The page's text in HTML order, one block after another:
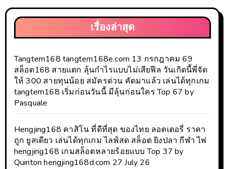
เรื่องล่าสุด
Tangtem168 tangtem168e.com 13 กรกฎาคม 69
สล็อต168 สายแตก ลุ้นกำไรแบบไม่เสียฟีล วันเกิดนี้พี่จัด
ให้ 300 สายทุนน้อย สมัครด่วน คัดมาแล้ว เล่นได้ทุกเกม
tangtem168 เริ่มก่อนวันนี้ มีลุ้นก่อนใคร Top 67 by
Pasquale
Hengjing168 คาสิโน ที่ดีที่สุด ของไทย ลอตเตอรี่ ราคา
ถูก ยูสเดียว เล่นได้ทุกเกม ไลฟ์สด สล็อต ยิงปลา กีฬา ไพ่
hengjing168 เกมสล็อตหลายร้อยแบบ Top 37 by
Quinton hengjing168d.com 27 July 26